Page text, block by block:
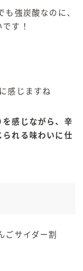
強炭酸なのに、
す！
感じますね
を感じながら、辛
られる味わいに仕
ごサイダー割